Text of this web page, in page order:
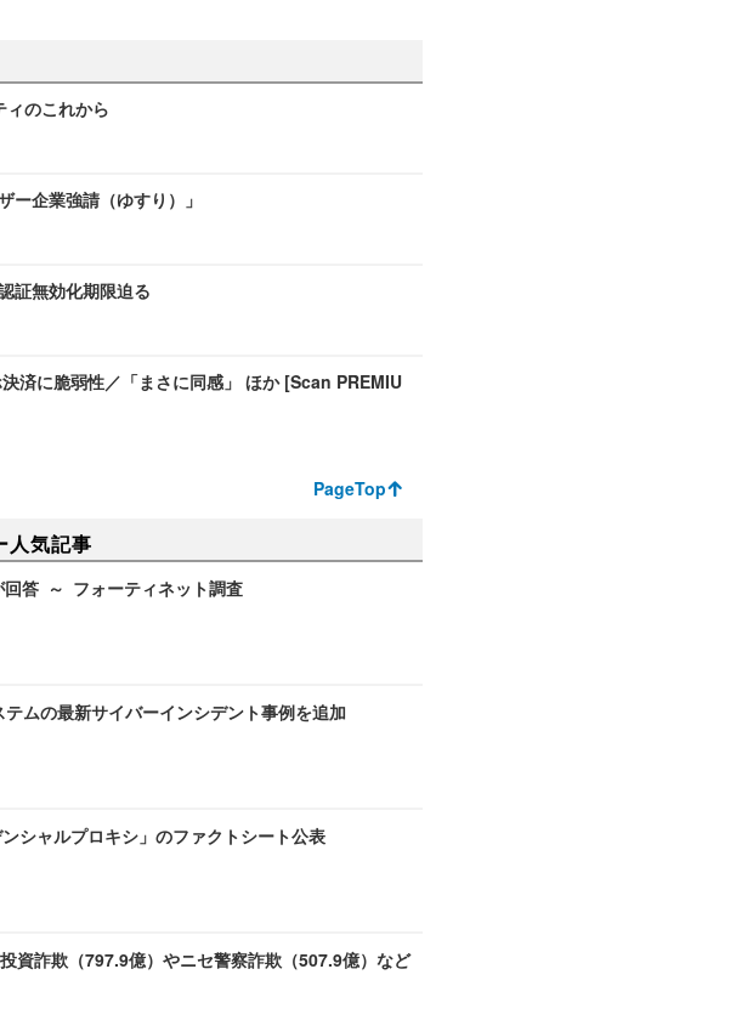
のこれから
ー企業強請（ゆすり）」
証無効化期限迫る
済に脆弱性／「まさに同感」 ほか [Scan PREMIU
PageTop
人気記事
回答 ～ フォーティネット調査
ムの最新サイバーインシデント事例を追加
シャルプロキシ」のファクトシート公表
資詐欺（797.9億）やニセ警察詐欺（507.9億）など